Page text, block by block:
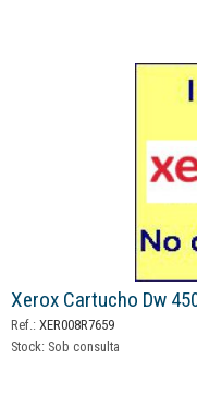
Xerox Cartucho Dw
Ref.: XER008R7659
Stock: Sob consulta